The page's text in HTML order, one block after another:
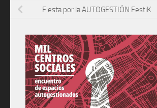
Fiesta por la AUTOGESTIÓN FestiK